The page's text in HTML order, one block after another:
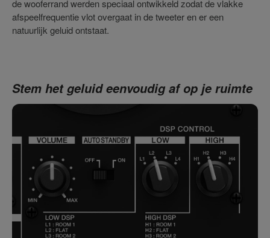
de wooferrand werden speciaal ontwikkeld zodat de vlakke
afspeelfrequentie vlot overgaat in de tweeter en er een
natuurlijk geluid ontstaat.
Stem het geluid eenvoudig af op je ruimte